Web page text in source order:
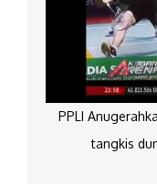
PPLI
tangkis